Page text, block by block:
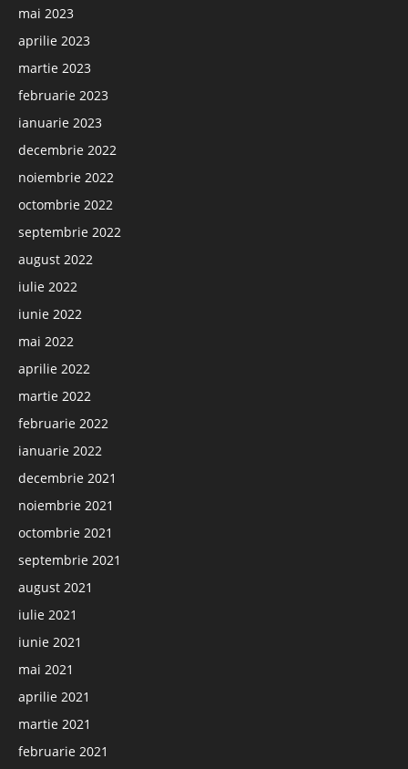
mai 2023
aprilie 2023
martie 2023
februarie 2023
ianuarie 2023
decembrie 2022
noiembrie 2022
octombrie 2022
septembrie 2022
august 2022
iulie 2022
iunie 2022
mai 2022
aprilie 2022
martie 2022
februarie 2022
ianuarie 2022
decembrie 2021
noiembrie 2021
octombrie 2021
septembrie 2021
august 2021
iulie 2021
iunie 2021
mai 2021
aprilie 2021
martie 2021
februarie 2021